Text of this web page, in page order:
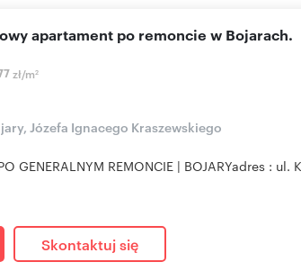
zł/m2
apartament po remoncie w Bojarach.
Józefa Ignacego Kraszewskiego
GENERALNYM REMONCIE | BOJARYadres :
Skontaktuj się